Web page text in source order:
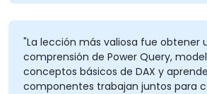
"La lección más valiosa fue obtener
comprensión de Power Query,
conceptos básicos de DAX y
componentes trabajan juntos para